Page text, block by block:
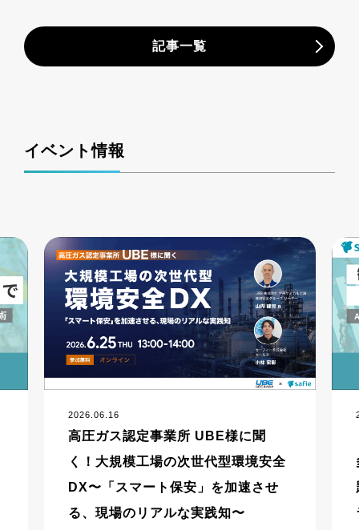
記事一覧
イベント情報
2026.06.16
高圧ガス認定事業所 UBE様に聞
く！大規模工場の次世代型環境安全
DX〜「スマート保安」を加速させ
る、現場のリアルな実践知〜